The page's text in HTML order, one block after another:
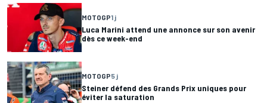
MOTOGP1 j
Luca Marini attend une annonce sur son avenir
dès ce week-end
MOTOGP5 j
Steiner défend des Grands Prix uniques pour
éviter la saturation